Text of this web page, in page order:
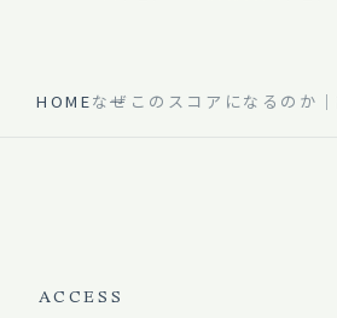
HOMEなぜこのスコアになるのか
ACCESS